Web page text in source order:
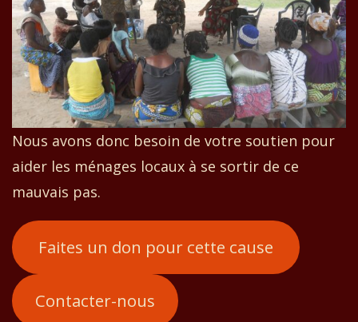
Nous avons donc besoin de votre soutien pour
aider les ménages locaux à se sortir de ce
mauvais pas.
Faites un don pour cette cause
Contacter-nous